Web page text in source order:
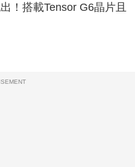
！搭載Tensor G6晶片且